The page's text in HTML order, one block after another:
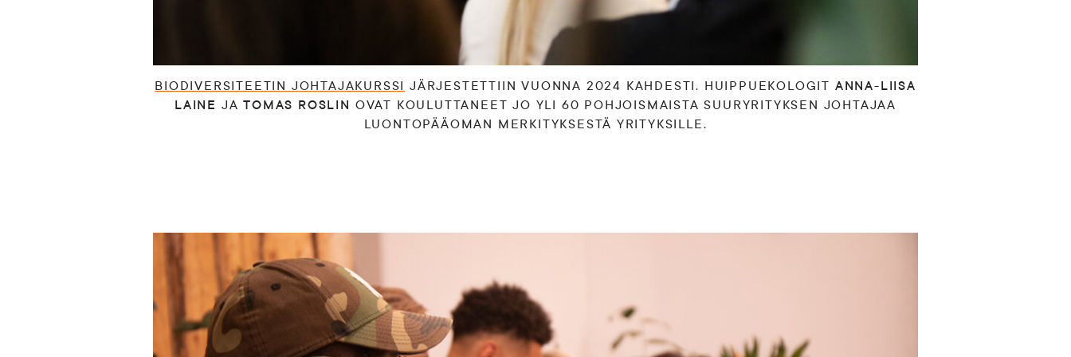
BIODIVERSITEETIN JOHTAJAKURSSI JÄRJESTETTIIN VUONNA 2024 KAHDESTI. HUIPPUEKOLOGIT ANNA-LIISA
LAINE JATOMAS ROSLIN OVAT KOULUTTANEET JO YLI 60 POHJOISMAISTA SUURYRITYKSEN JOHTAJAA
LUONTOPÄÄOMAN MERKITYKSESTÄ YRITYKSILLE.